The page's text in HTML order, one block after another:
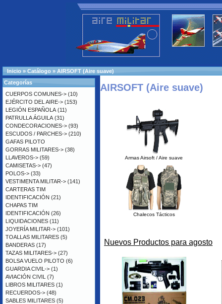
Inicio » Catálogo » AIRSOFT (Aire suave)
AIRSOFT (Aire suave)
Armas Airsoft / Aire suave
Chalecos Tácticos
Nuevos Productos para agosto
Categorías
CUERPOS COMUNES-> (10)
EJÉRCITO DEL AIRE-> (153)
LEGIÓN ESPAÑOLA (11)
PATRULLA ÁGUILA (31)
CONDECORACIONES-> (93)
ESCUDOS / PARCHES-> (210)
GAFAS PILOTO
GORRAS MILITARES-> (38)
LLAVEROS-> (59)
CAMISETAS-> (47)
POLOS-> (33)
VESTIMENTA MILITAR-> (141)
CARTERAS TIM
IDENTIFICACIÓN (21)
CHAPAS TIM
IDENTIFICACIÓN (26)
LIQUIDACIONES (11)
JOYERÍA MILITAR-> (101)
TOALLAS MILITARES (5)
BANDERAS (17)
TAZAS MILITARES-> (27)
BOLSA VUELO PILOTO (6)
GUARDIA CIVIL-> (1)
AVIACIÓN CIVIL (7)
LIBROS MILITARES (1)
RECUERDOS-> (48)
SABLES MILITARES (5)